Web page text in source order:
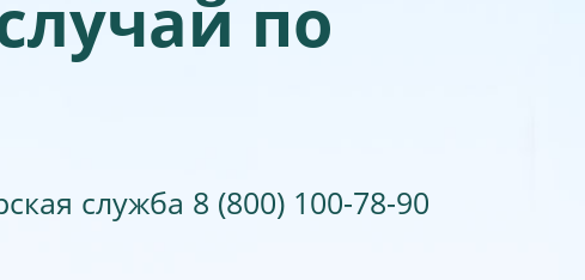
по
служба 8 (800) 100-78-90